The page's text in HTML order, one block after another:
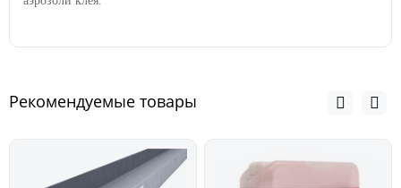
Рекомендуемые товары